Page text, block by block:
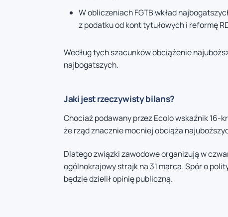
W obliczeniach FGTB wkład
z podatku od kont tytułowych i reformę
Według tych szacunków obciążenie
najbogatszych.
Jaki jest rzeczywisty bilans?
Chociaż podawany przez Ecolo wskaźnik
że rząd znacznie mocniej obciąża
Dlatego związki zawodowe organizują w
ogólnokrajowy strajk na 31 marca. Spór o
będzie dzielił opinię publiczną.